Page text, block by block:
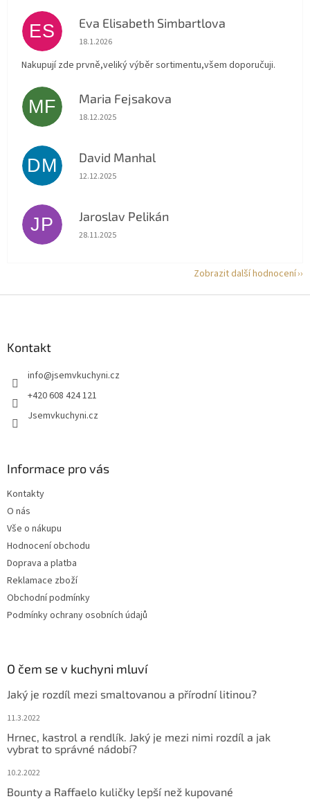
ES Eva Elisabeth Simbartlova
Hodnocení obchodu je 5 z 5 hvězdiček.
18.1.2026
Nakupují zde prvně,veliký výběr sortimentu,všem doporučuji.
MF Maria Fejsakova
Hodnocení obchodu je 5 z 5 hvězdiček.
18.12.2025
DM David Manhal
Hodnocení obchodu je 5 z 5 hvězdiček.
12.12.2025
JP Jaroslav Pelikán
Hodnocení obchodu je 5 z 5 hvězdiček.
28.11.2025
Zobrazit další hodnocení
Kontakt
info@jsemvkuchyni.cz
+420 608 424 121
Jsemvkuchyni.cz
Informace pro vás
Kontakty
O nás
Vše o nákupu
Hodnocení obchodu
Doprava a platba
Reklamace zboží
Obchodní podmínky
Podmínky ochrany osobních údajů
O čem se v kuchyni mluví
Jaký je rozdíl mezi smaltovanou a přírodní litinou?
11.3.2022
Hrnec, kastrol a rendlík. Jaký je mezi nimi rozdíl a jak
vybrat to správné nádobí?
10.2.2022
Bounty a Raffaelo kuličky lepší než kupované